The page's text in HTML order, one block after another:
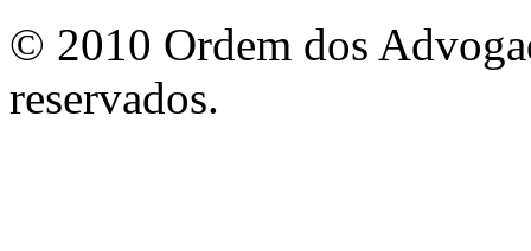
© 2010 Ordem dos
reservados.